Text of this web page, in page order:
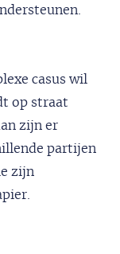
casus wil
op straat
zijn er
partijen
zijn